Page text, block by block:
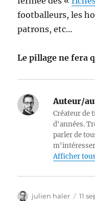
footballeurs, les
patrons, etc…
Le pillage ne fera
Auteur/
Créateur de
d'années.
parler de
Afficher
Auteur
julien haler 11